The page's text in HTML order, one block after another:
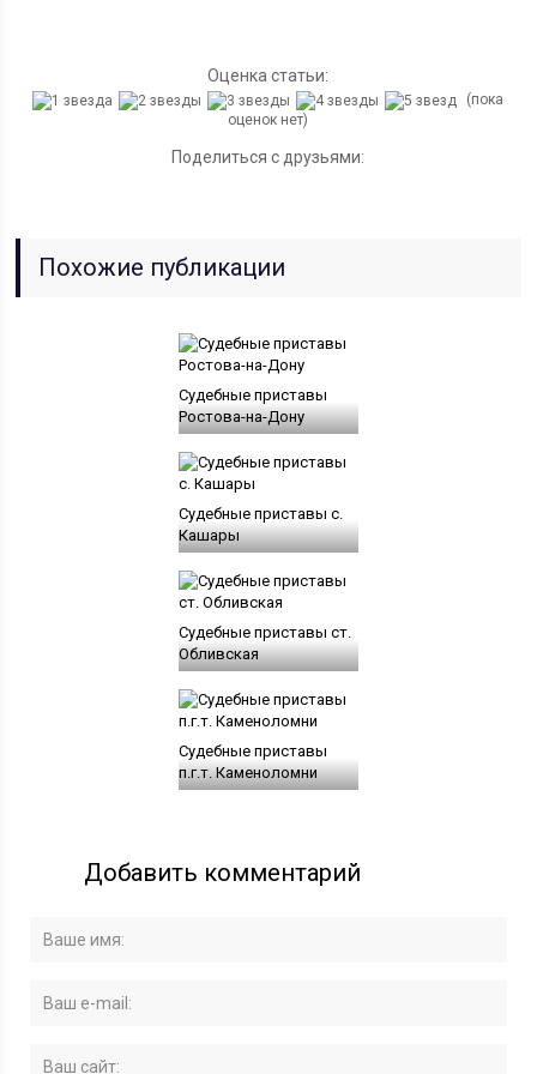
Оценка статьи:
(пока
оценок нет)
Поделиться с друзьями:
Похожие публикации
Судебные приставы
Ростова-на-Дону
Судебные приставы с.
Кашары
Судебные приставы ст.
Обливская
Судебные приставы
п.г.т. Каменоломни
Добавить комментарий